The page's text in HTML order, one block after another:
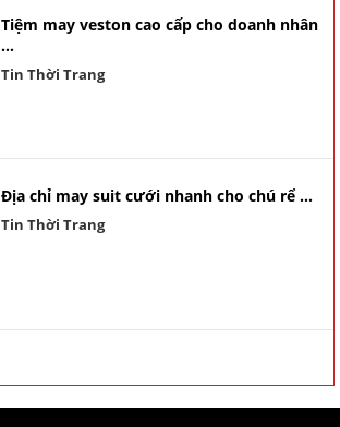
Tiệm may veston cao cấp cho doanh nhân
...
Tin Thời Trang
Địa chỉ may suit cưới nhanh cho chú rể ...
Tin Thời Trang